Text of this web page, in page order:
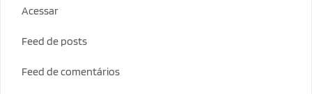
Acessar
Feed de posts
Feed de comentários